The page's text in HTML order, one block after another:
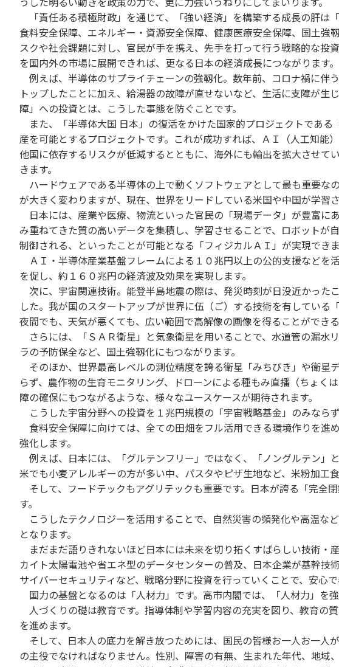
「責任ある積極財政」を通じて、「強い経済」を構築する成長の肝は
食料安全保障、エネルギー・資源安全保障、健康医療安全保障、国土強
スクや社会課題に対し、官民が手を携え、先手を打って行う戦略的な投
を国内外の市場に展開できれば、更なる日本の経済成長につながります。
例えば、半導体のサプライチェーンの強靱化。数年前、コロナ禍に伴
トップしたことに加え、給湯器の故障が直せないなど、生活に支障が
障」への投資とは、こうした事態を防ぐことです。
また、「半導体大国 日本」の復活をかけた国家的プロジェクトであ
産を可能とするプロジェクトです。これが成功すれば、ＡＩ（人工知能
他国に依存するリスクが低減するとともに、海外にも輸出を拡大させ
きます。
ハードウェアである半導体の上で動くソフトウェアとして最も重要な
が大きく変わりますが、現在、世界をリードしている米国や中国が学習
日本には、産業や医療、物流といった官民の「現場データ」が豊富に
み重ねてきた質の高いデータを集積し、学習させることで、ロボット
制御される、といったことが可能となる「フィジカルＡＩ」が実現でき
ＡＩ・半導体産業基盤フレームによる１０兆円以上の公的支援などを
を促し、約１６０兆円の経済波及効果を実現します。
次に、宇宙関連技術。能登半島地震の際は、発災時刻が日没近かった
した。我が国のスタートアップが世界に伍（ご）する技術を有している
夜間でも、天気が悪くても、広い範囲で高解像の画像を得ることができ
さらには、「ＳＡＲ衛星」と気象衛星を用いることで、水道管の漏水
ラの予防保全など、国土強靱化にもつながります。
そのほか、世界最高レベルの測位精度を誇る衛星「みちびき」や衛星
らず、農作物の生育モニタリング、ドローンによる種もみ直播（ちょ
障の確保にもつながるような、様々なユースケースが期待されます。
こうした宇宙分野への投資を１兆円規模の「宇宙戦略基金」のみなら
食料安全保障に向けては、全ての田畑をフル活用できる環境作りを進
強化します。
例えば、日本には、「グルテンフリー」ではなく、「ノングルテン」
米でも小麦アレルギーの方が多い中、パスタやピザ生地など、米粉加工
そして、フードテックもアグリテックも重要です。日本が誇る「完全
す。
こうしたテクノロジーを活用することで、自然災害の頻発化や高温な
となります。
まだまだ語りきれないほど日本には未来を切り拓くすばらしい技術・
カイト太陽電池や省エネ型のデータセンターの普及、日本企業が基幹技
サイバーセキュリティなど、戦略分野に投資を行っていくことで、安心
国力の基盤となるのは「人材力」です。高市内閣では、「人材力」を強
人づくりの礎は教育です。指導体制や学習内容の充実を図り、教育の
を進めます。
そして、日本人の底力を解き放つためには、国民の皆様お一人お一人
の主役でなければなりません。性別、障害の有無、生まれた年代、地域